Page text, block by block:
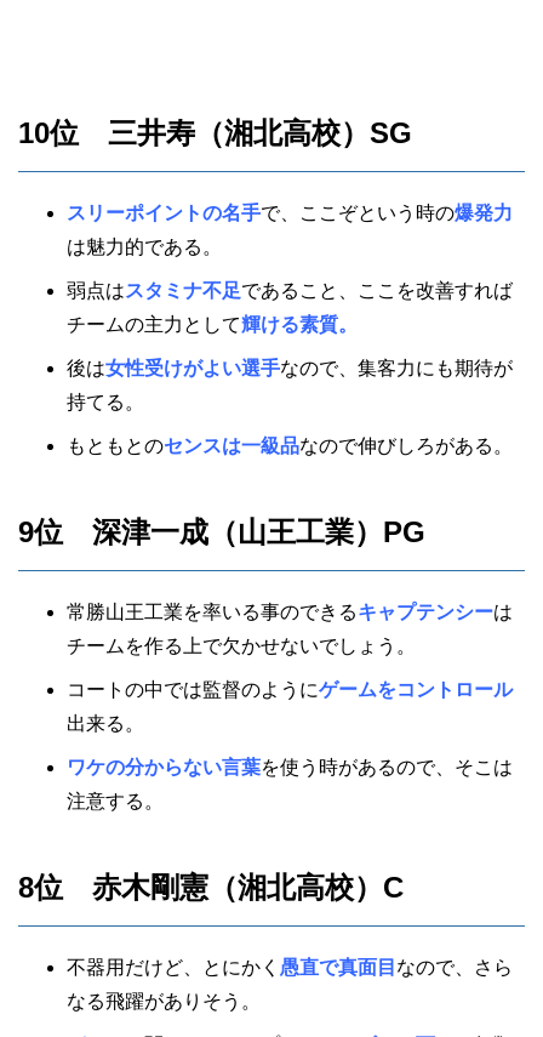
10位 三井寿（湘北高校）SG
スリーポイントの名手で、ここぞという時の爆発力
は魅力的である。
弱点はスタミナ不足であること、ここを改善すれば
チームの主力として輝ける素質。
後は女性受けがよい選手なので、集客力にも期待が
持てる。
もともとのセンスは一級品なので伸びしろがある。
9位 深津一成（山王工業）PG
常勝山王工業を率いる事のできるキャプテンシーは
チームを作る上で欠かせないでしょう。
コートの中では監督のようにゲームをコントロール
出来る。
ワケの分からない言葉を使う時があるので、そこは
注意する。
8位 赤木剛憲（湘北高校）C
不器用だけど、とにかく 愚直で真面目 なので、さら
なる飛躍がありそう。